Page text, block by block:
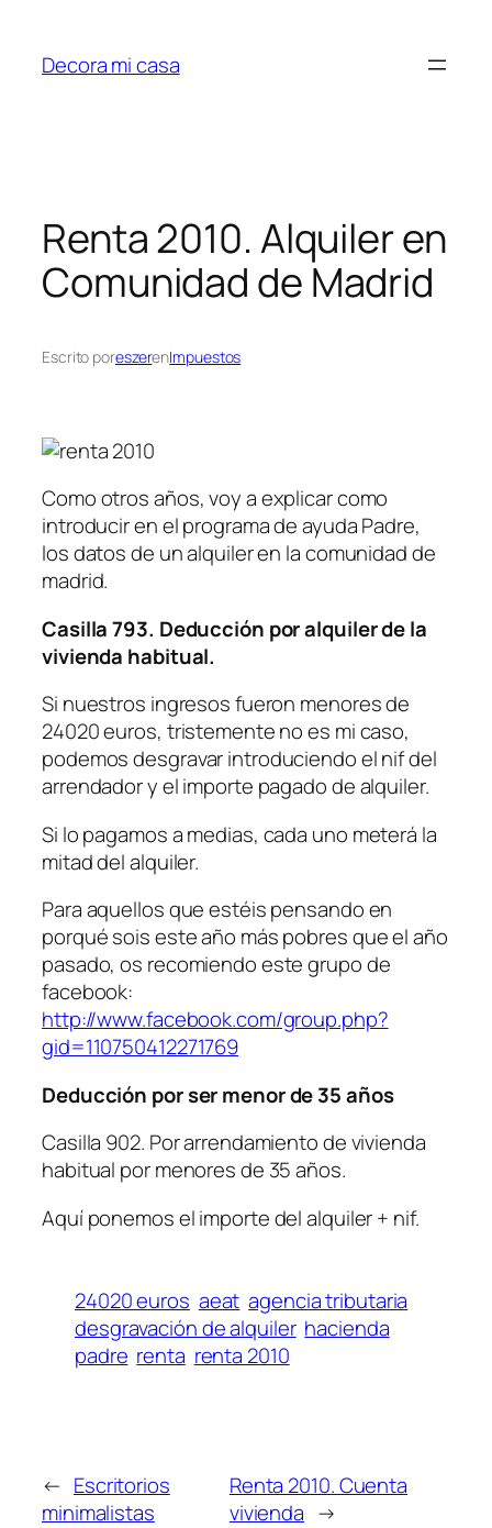
contenido
Decora mi casa
Renta 2010. Alquiler en
Comunidad de Madrid
Escrito poreszerenImpuestos
Como otros años, voy a explicar como
introducir en el programa de ayuda Padre,
los datos de un alquiler en la comunidad de
madrid.
Casilla 793. Deducción por alquiler de la
vivienda habitual.
Si nuestros ingresos fueron menores de
24020 euros, tristemente no es mi caso,
podemos desgravar introduciendo el nif del
arrendador y el importe pagado de alquiler.
Si lo pagamos a medias, cada uno meterá la
mitad del alquiler.
Para aquellos que estéis pensando en
porqué sois este año más pobres que el año
pasado, os recomiendo este grupo de
facebook:
http://www.facebook.com/group.php?
gid=110750412271769
Deducción por ser menor de 35 años
Casilla 902. Por arrendamiento de vivienda
habitual por menores de 35 años.
Aquí ponemos el importe del alquiler + nif.
24020 euros aeat agencia tributaria
desgravación de alquiler hacienda
padre renta renta 2010
← Escritorios
minimalistas
Renta 2010. Cuenta
vivienda →